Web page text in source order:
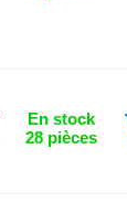
En stock
28 pièces